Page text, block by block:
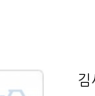
김